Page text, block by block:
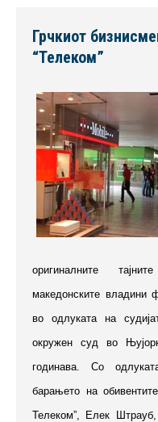
Грчкиот
“Телеком”
оригиналните
македонските владини
во одлуката на
окружен суд во
годинава. Со
барањето на
Телеком”, Елек